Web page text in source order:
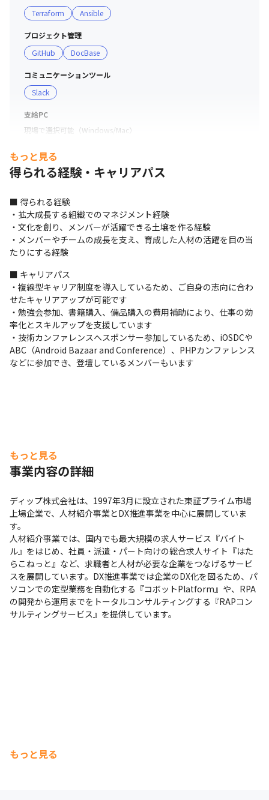
働きやすさ改善に努めています
Terraform
Ansible
プロジェクト管理
GitHub
DocBase
コミュニケーションツール
Slack
支給PC
現場で選択可能（Windows/Mac）
もっと見る
得られる経験・キャリアパス
■ 得られる経験
・拡大成長する組織でのマネジメント経験
・文化を創り、メンバーが活躍できる土壌を作る経験
・メンバーやチームの成長を支え、育成した人材の活躍を目の当
たりにする経験
■ キャリアパス
・複線型キャリア制度を導入しているため、ご自身の志向に合わ
せたキャリアアップが可能です
・勉強会参加、書籍購入、備品購入の費用補助により、仕事の効
率化とスキルアップを支援しています
・技術カンファレンスへスポンサー参加しているため、iOSDCや
ABC（Android Bazaar and Conference）、PHPカンファレンス
などに参加でき、登壇しているメンバーもいます
もっと見る
事業内容の詳細
ディップ株式会社は、1997年3月に設立された東証プライム市場
上場企業で、人材紹介事業とDX推進事業を中心に展開していま
す。
人材紹介事業では、国内でも最大規模の求人サービス『バイト
ル』をはじめ、社員・派遣・パート向けの総合求人サイト『はた
らこねっと』など、求職者と人材が必要な企業をつなげるサービ
スを展開しています。DX推進事業では企業のDX化を図るため、パ
ソコンでの定型業務を自動化する『コボットPlatform』や、RPA
の開発から運用までをトータルコンサルティングする『RAPコン
サルティングサービス』を提供しています。
もっと見る